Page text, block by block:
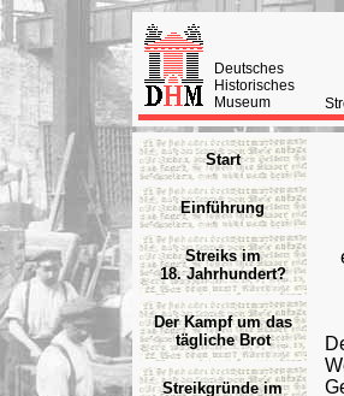
Deutsches
Historisches
Museum
Start
Einführung
Streiks im
18. Jahrhundert?
Der Kampf um das
tägliche Brot
Streikgründe im